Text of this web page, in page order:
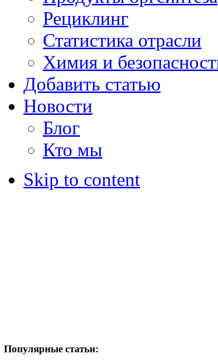
Рециклинг
Статистика отрасли
Химия и
Добавить статью
Новости
Блог
Кто мы
Skip to content
Популярные статьи: